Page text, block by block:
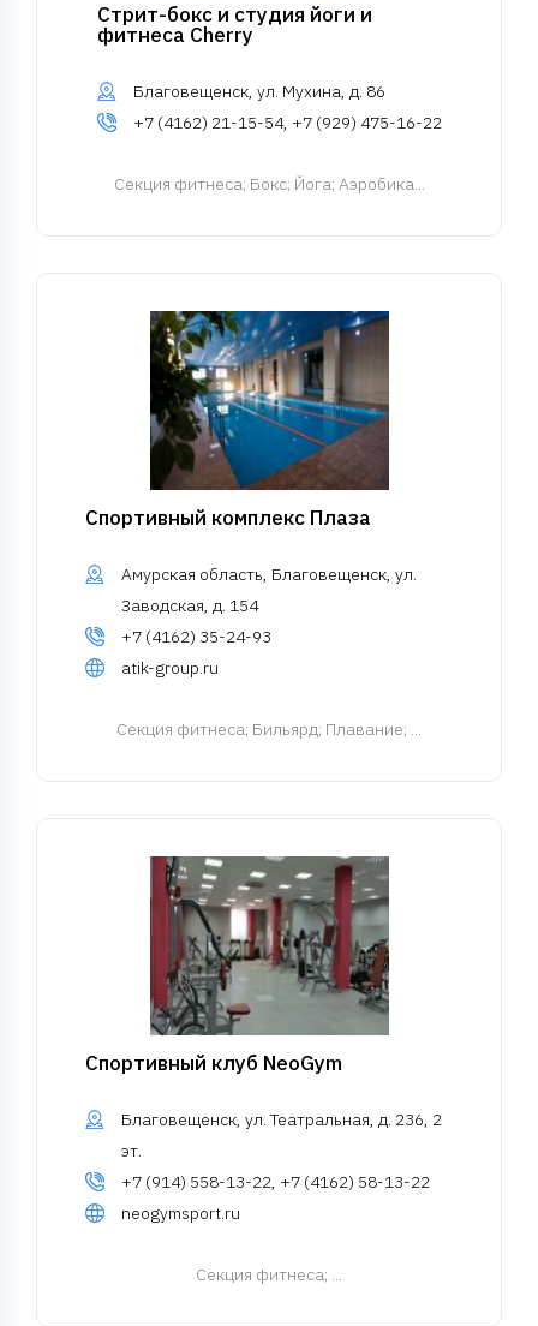
Стрит-бокс и студия йоги и
фитнеса Cherry
Благовещенск, ул. Мухина, д. 86
+7 (4162) 21-15-54, +7 (929) 475-16-22
Cекция фитнеса; Бокс; Йога; Аэробика...
Спортивный комплекс Плаза
Амурская область, Благовещенск, ул.
Заводская, д. 154
+7 (4162) 35-24-93
atik-group.ru
Cекция фитнеса; Бильярд; Плавание; ...
Спортивный клуб NeoGym
Благовещенск, ул. Театральная, д. 236, 2
эт.
+7 (914) 558-13-22, +7 (4162) 58-13-22
neogymsport.ru
Cекция фитнеса; ...